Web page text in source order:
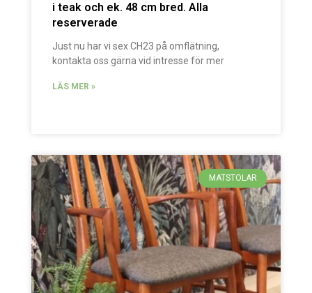
i teak och ek. 48 cm bred. Alla
reserverade
Just nu har vi sex CH23 på omflätning,
kontakta oss gärna vid intresse för mer
LÄS MER »
MATSTOLAR